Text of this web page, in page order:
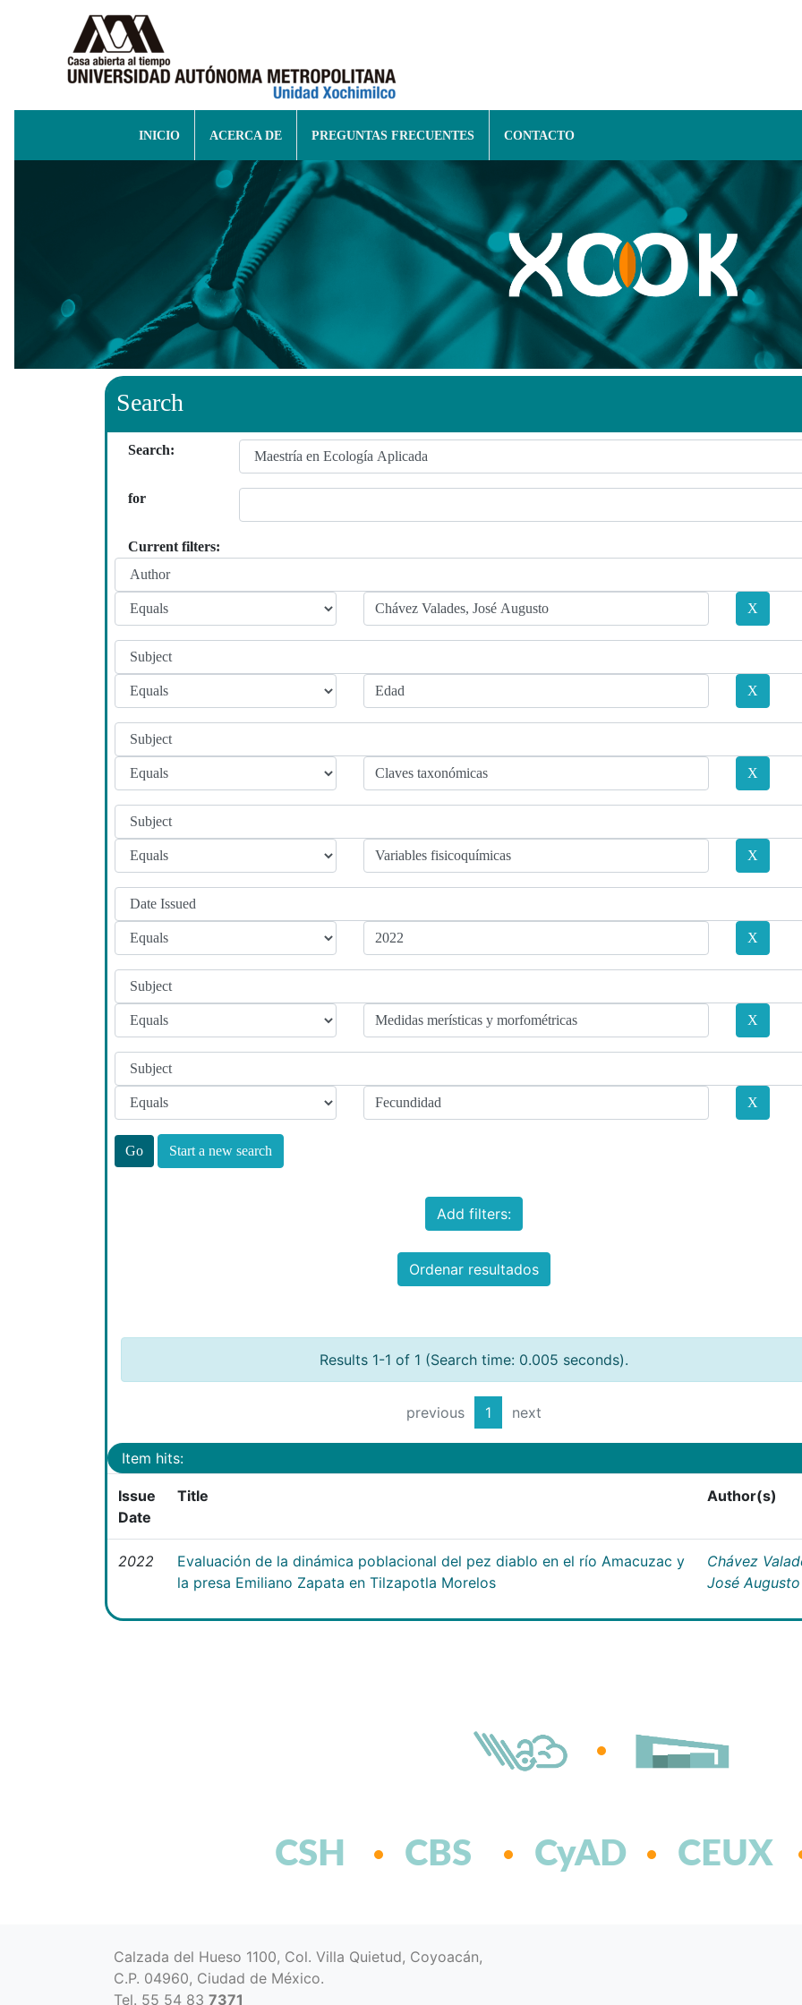
INICIO ACERCA DE PREGUNTAS FRECUENTES CONTACTO
Search
Search:
for
Current filters:
Start a new search
Add filters:
Ordenar resultados
Results 1-1 of 1 (Search time: 0.005 seconds).
previous 1 next
Item hits:
Issue
Date
Title Author(s)
2022
Evaluación de la dinámica poblacional del pez diablo en el río Amacuzac y
la presa Emiliano Zapata en Tilzapotla Morelos
Chávez
José Augusto
CSH CBS CyAD CEUX
Calzada del Hueso 1100, Col. Villa Quietud, Coyoacán,
C.P. 04960, Ciudad de México.
Tel. 55 54 83 7371